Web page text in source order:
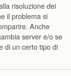
risoluzione dei
il problema si
Anche
server e/o se
di un certo tipo di